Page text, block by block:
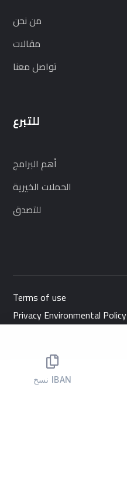
من نحن
مقالات
تواصل معنا
للتبرع
أهم البرامج
الحملات الخيرية
للتصدق
Terms of use
Privacy Environmental Policy
نسخ IBAN